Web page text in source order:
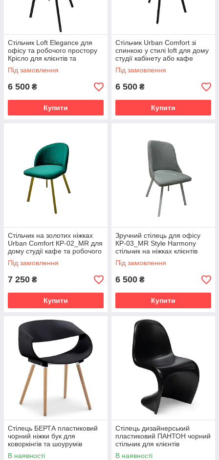
Стільчик Loft Elegance для
офісу та робочого простору
Крісло для клієнтів та
гостей КР-01_MR
Під замовлення
6 500 ₴
Купити
Стільчик Urban Comfort зі
спинкою у стилі loft для дому
студії кабінету або кафе
КР-02_MR
Під замовлення
6 500 ₴
Купити
Стільчик на золотих ніжках
Urban Comfort КР-02_MR для
дому студії кафе та робочого
кабінету
Під замовлення
7 250 ₴
Купити
Зручний стілець для офісу
КР-03_MR Style Harmony
стільчик на ніжках клієнтів
Під замовлення
6 500 ₴
Купити
Стілець БЕРТА пластиковий
чорний ніжки бук для
коворкінгів та шоурумів
В наявності
Стілець дизайнерський
пластиковий ПАНТОН чорний
стільчик для клієнтів
ресторану чи кафе
В наявності